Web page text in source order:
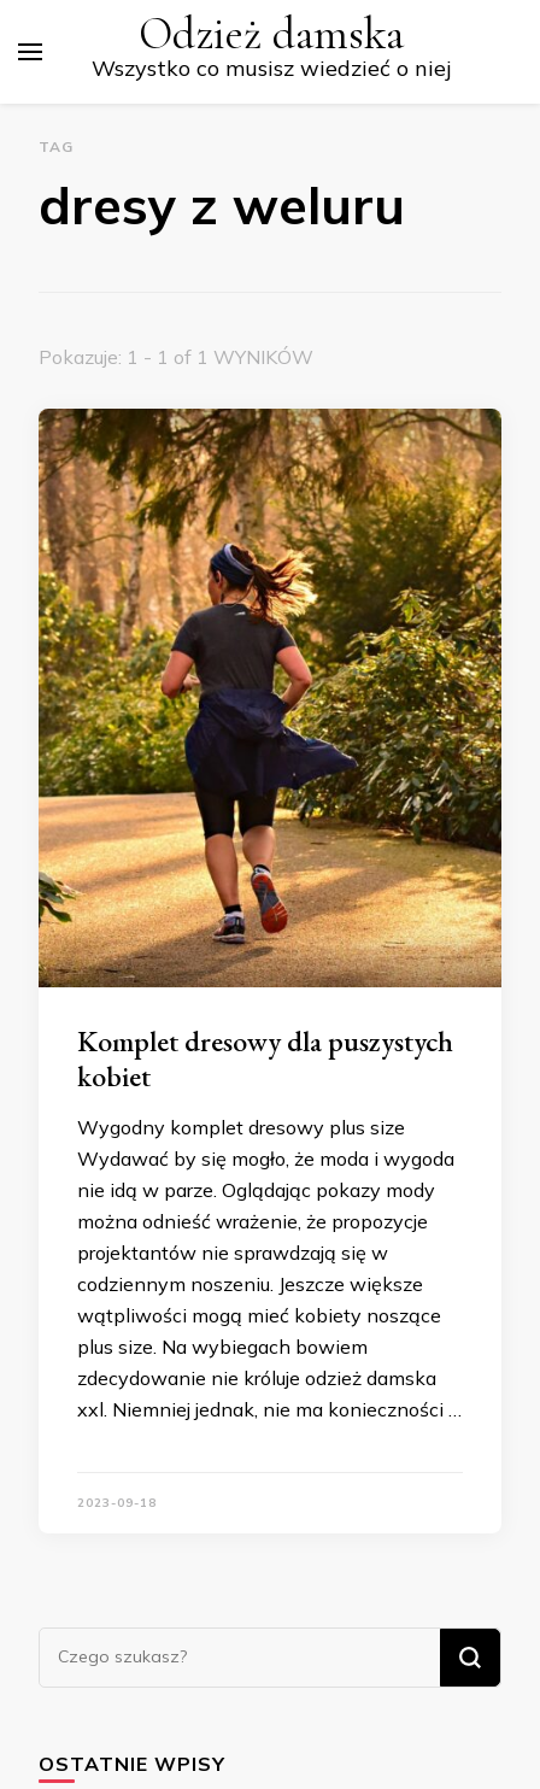
Odzież damska
Wszystko co musisz wiedzieć o niej
TAG
dresy z weluru
Pokazuje: 1 - 1 of 1 WYNIKÓW
Komplet dresowy dla puszystych
kobiet
Wygodny komplet dresowy plus size
Wydawać by się mogło, że moda i wygoda
nie idą w parze. Oglądając pokazy mody
można odnieść wrażenie, że propozycje
projektantów nie sprawdzają się w
codziennym noszeniu. Jeszcze większe
wątpliwości mogą mieć kobiety noszące
plus size. Na wybiegach bowiem
zdecydowanie nie króluje odzież damska
xxl. Niemniej jednak, nie ma konieczności …
2023-09-18
Szukasz
OSTATNIE WPISY